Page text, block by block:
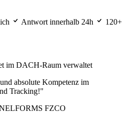
Antwort innerhalb 24h
120+
im DACH-Raum verwaltet
absolute Kompetenz im
Tracking!"
FZCO